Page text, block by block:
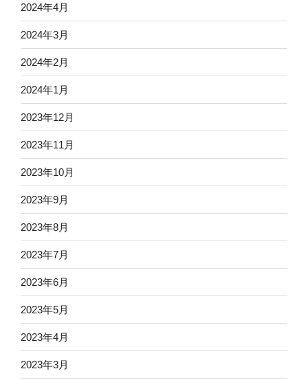
2024年4月
2024年3月
2024年2月
2024年1月
2023年12月
2023年11月
2023年10月
2023年9月
2023年8月
2023年7月
2023年6月
2023年5月
2023年4月
2023年3月